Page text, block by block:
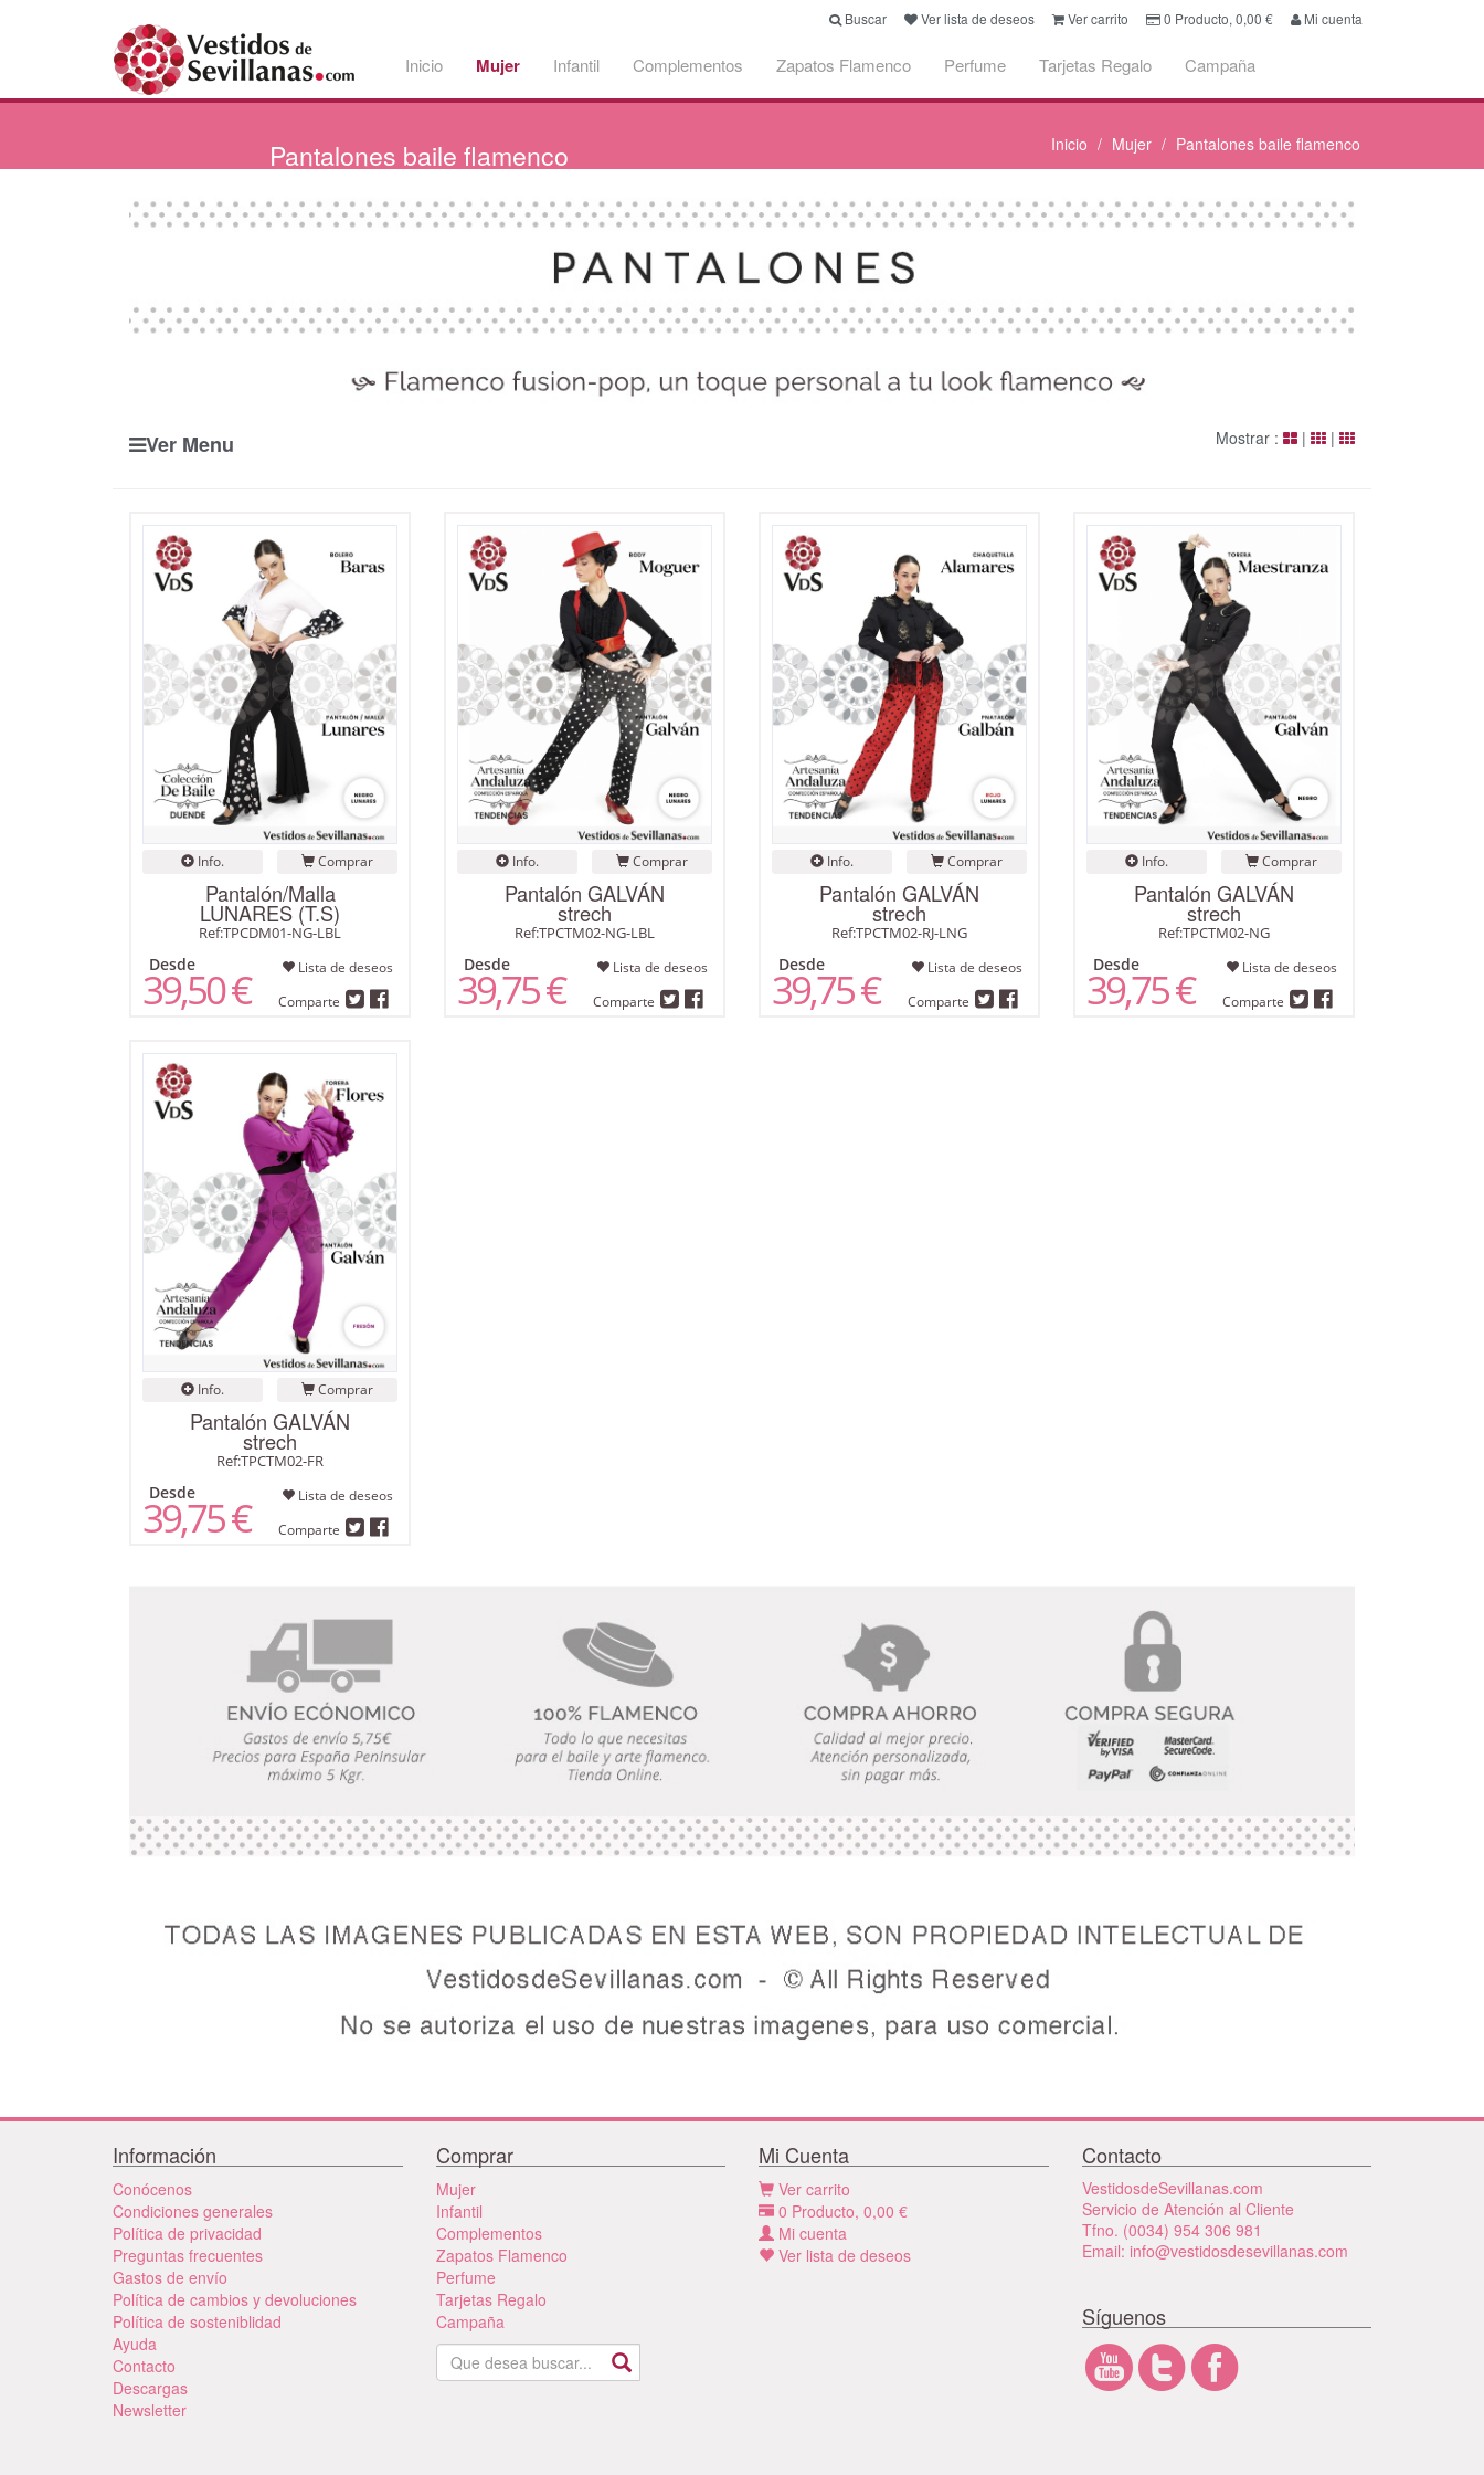
Buscar Ver lista de deseos Ver carrito 0 Producto, 0,00 € Mi cuenta
Inicio Mujer Infantil Complementos Zapatos Flamenco Perfume Tarjetas Regalo Campaña
Pantalones baile flamenco Inicio Mujer Pantalones baile flamenco
Ver Menu Mostrar : | |
Info. Comprar
Pantalón/Malla
LUNARES (T.S)
Ref:TPCDM01-NG-LBL
Desde Lista de deseos
39,50 € Comparte
Info. Comprar
Pantalón GALVÁN
strech
Ref:TPCTM02-NG-LBL
Desde Lista de deseos
39,75 € Comparte
Info. Comprar
Pantalón GALVÁN
strech
Ref:TPCTM02-RJ-LNG
Desde Lista de deseos
39,75 € Comparte
Info. Comprar
Pantalón GALVÁN
strech
Ref:TPCTM02-NG
Desde Lista de deseos
39,75 € Comparte
Info. Comprar
Pantalón GALVÁN
strech
Ref:TPCTM02-FR
Desde Lista de deseos
39,75 € Comparte
Información
Conócenos
Condiciones generales
Política de privacidad
Preguntas frecuentes
Gastos de envío
Política de cambios y devoluciones
Política de sosteniblidad
Ayuda
Contacto
Descargas
Newsletter
Comprar
Mujer
Infantil
Complementos
Zapatos Flamenco
Perfume
Tarjetas Regalo
Campaña
Mi Cuenta
Ver carrito
0 Producto, 0,00 €
Mi cuenta
Ver lista de deseos
Contacto
VestidosdeSevillanas.com
Servicio de Atención al Cliente
Tfno. (0034) 954 306 981
Email: info@vestidosdesevillanas.com
Síguenos